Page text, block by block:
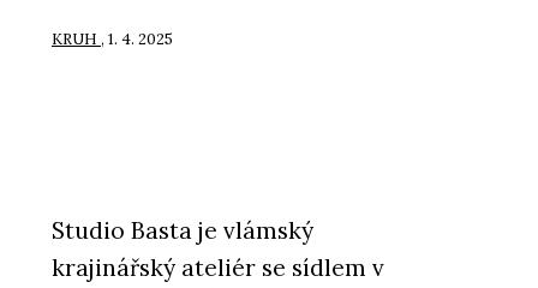
KRUH , 1. 4. 2025
Studio Basta je vlámský
krajinářský ateliér se sídlem v